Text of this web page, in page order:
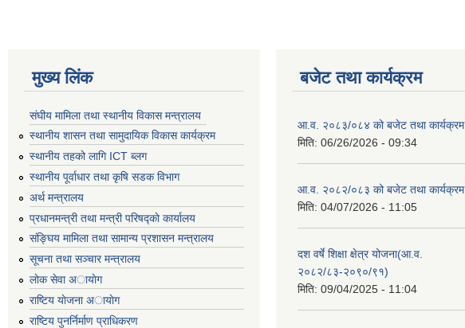
मुख्य लिंक
संघीय मामिला तथा स्थानीय विकास मन्त्रालय
स्थानीय शासन तथा सामुदायिक विकास कार्यक्रम
स्थानीय तहको लागि ICT ब्लग
स्थानीय पूर्वाधार तथा कृषि सडक विभाग
अर्थ मन्त्रालय
प्रधानमन्त्री तथा मन्त्री परिषद्काे कार्यालय
संङ्घिय मामिला तथा सामान्य प्रशासन मन्त्रालय
सूचना तथा सञ्चार मन्त्रालय
लाेक सेवा अायाेग
राष्टिय याेजना अायाेग
राष्टिय पुनर्निर्माण प्राधिकरण
बजेट तथा कार्यक्रम
आ.व. २०८३/०८४ को बजेट तथा कार्यक्रम
मिति: 06/26/2026 - 09:34
आ.व. २०८२/०८३ को बजेट तथा कार्यक्रम
मिति: 04/07/2026 - 11:05
दश वर्षे शिक्षा क्षेत्र योजना(आ.व.
२०८२/८३-२०९०/९१)
मिति: 09/04/2025 - 11:04